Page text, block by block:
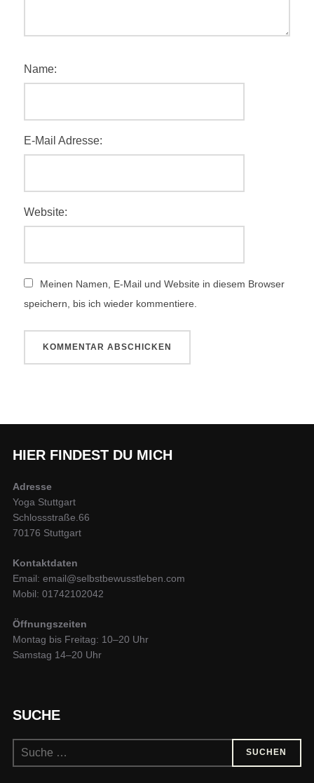
Name:
E-Mail Adresse:
Website:
Meinen Namen, E-Mail und Website in diesem Browser
speichern, bis ich wieder kommentiere.
HIER FINDEST DU MICH
Adresse
Yoga Stuttgart
Schlossstraße.66
70176 Stuttgart
Kontaktdaten
Email: email@selbstbewusstleben.com
Mobil: 01742102042
Öffnungszeiten
Montag bis Freitag: 10–20 Uhr
Samstag 14–20 Uhr
SUCHE
Suchen
SUCHEN